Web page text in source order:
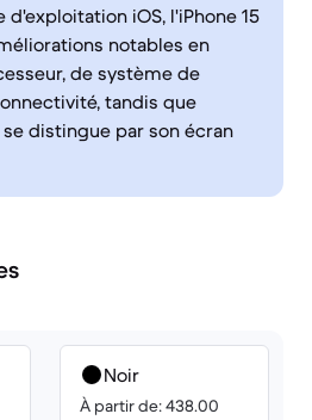
iOS, l'iPhone 15
notables en
de système de
tandis que
se distingue par son écran
Noir
À partir de: 438.00